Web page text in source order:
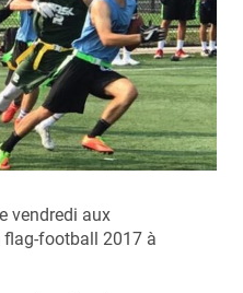
vendredi aux
football 2017 à